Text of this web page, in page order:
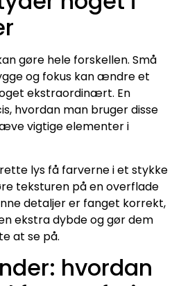
gøre hele forskellen. Små
og fokus kan ændre et
ekstraordinært. En
hvordan man bruger disse
vigtige elementer i
lys få farverne i et stykke
teksturen på en overflade
detaljer er fanget korrekt,
ekstra dybde og gør dem
at se på.
hvordan